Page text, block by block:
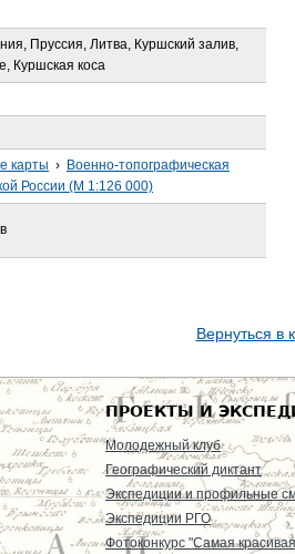
Пруссия, Литва, Куршский залив,
Куршская коса
карты › Военно-топографическая
России (М 1:126 000)
Вернуться в
ПРОЕКТЫ И
Молодежный клуб
Географический диктант
Экспедиции и профильные
Экспедиции РГО
Фотоконкурс "Самая